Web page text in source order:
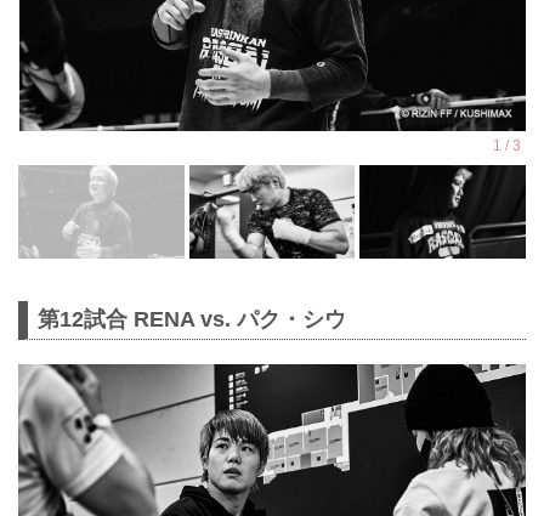
第12試合 RENA vs. パク・シウ